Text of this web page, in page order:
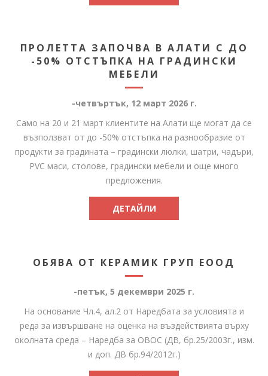
ПРОЛЕТТА ЗАПОЧВА В АЛАТИ С ДО
-50% ОТСТЪПКА НА ГРАДИНСКИ
МЕБЕЛИ
-четвъртък, 12 март 2026 г.
Само на 20 и 21 март клиентите на Алати ще могат да се
възползват от до -50% отстъпка на разнообразие от
продукти за градината – градински люлки, шатри, чадъри,
PVC маси, столове, градински мебели и още много
предложения.
ДЕТАЙЛИ
ОБЯВА ОТ КЕРАМИК ГРУП ЕООД
-петък, 5 декември 2025 г.
На основание Чл.4, ал.2 от Наредбата за условията и
реда за извършване на оценка на въздействията върху
околната среда – Наредба за ОВОС (ДВ, бр.25/2003г., изм.
и доп. ДВ бр.94/2012г.)